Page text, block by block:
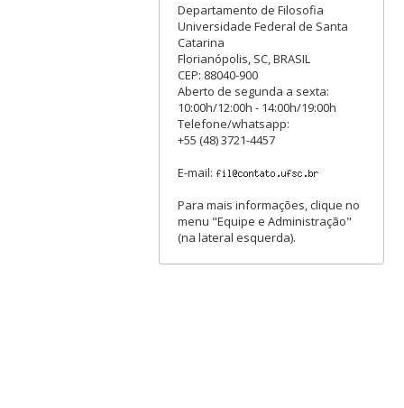
Departamento de Filosofia
Universidade Federal de Santa
Catarina
Florianópolis, SC, BRASIL
CEP: 88040-900
Aberto de segunda a sexta:
10:00h/12:00h - 14:00h/19:00h
Telefone/whatsapp:
+55 (48) 3721-4457
E-mail:
Para mais informações, clique no
menu "Equipe e Administração"
(na lateral esquerda).